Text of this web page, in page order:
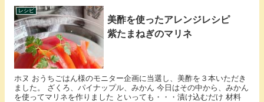
レシピ
美酢を使ったアレンジレシピ
紫たまねぎのマリネ
ホヌ おうちごはん様のモニター企画に当選し、美酢を３本いただき
ました。 ざくろ、パイナップル、みかん 今日はその中から、みかん
を使ってマリネを作りました といっても・・・漬け込むだけ 材料